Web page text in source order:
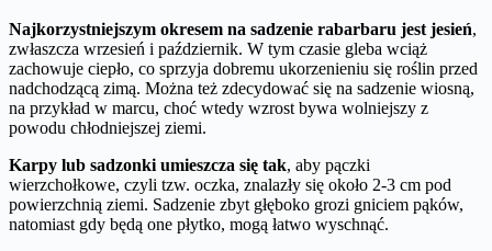
Najkorzystniejszym okresem na sadzenie rabarbaru jest jesień,
zwłaszcza wrzesień i październik. W tym czasie gleba wciąż
zachowuje ciepło, co sprzyja dobremu ukorzenieniu się roślin przed
nadchodzącą zimą. Można też zdecydować się na sadzenie wiosną,
na przykład w marcu, choć wtedy wzrost bywa wolniejszy z
powodu chłodniejszej ziemi.
Karpy lub sadzonki umieszcza się tak, aby pączki
wierzchołkowe, czyli tzw. oczka, znalazły się około 2-3 cm pod
powierzchnią ziemi. Sadzenie zbyt głęboko grozi gniciem pąków,
natomiast gdy będą one płytko, mogą łatwo wyschnąć.